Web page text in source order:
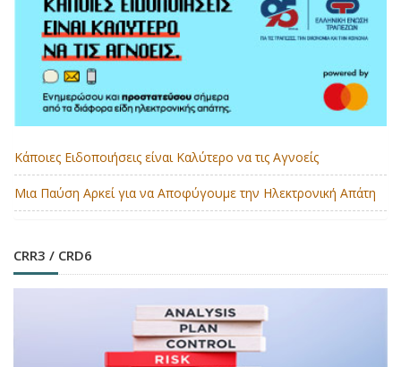
Κάποιες Ειδοποιήσεις είναι Καλύτερο να τις Αγνοείς
Μια Παύση Αρκεί για να Αποφύγουμε την Ηλεκτρονική Απάτη
CRR3 / CRD6